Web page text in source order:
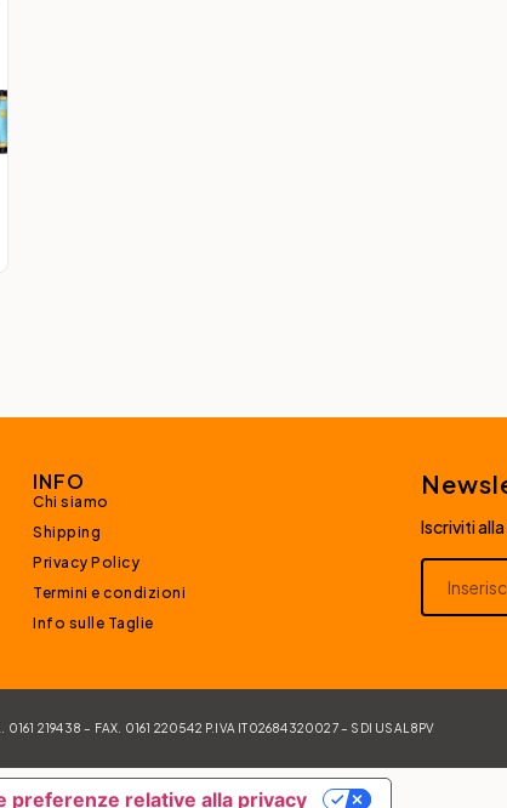
INFO
Chi siamo
Shipping
Privacy Policy
Termini e condizioni
Info sulle Taglie
Iscriviti
219438 – FAX. 0161 220542 P.IVA IT02684320027 – SDI USAL8PV
preferenze relative alla privacy